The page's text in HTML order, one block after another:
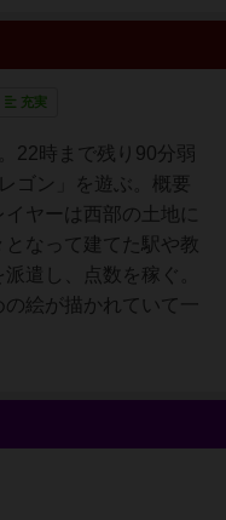
充実
22時まで残り90分弱
ゴン」を遊ぶ。概要
ヤーは西部の土地に
なって建てた駅や教
遣し、点数を稼ぐ。
絵が描かれていて一